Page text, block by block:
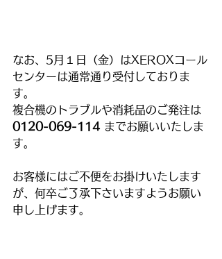
なお、5月１日（金）はXEROXコール
センターは通常通り受付しておりま
す。
複合機のトラブルや消耗品のご発注は
0120-069-114 までお願いいたしま
す。
お客様にはご不便をお掛けいたします
が、何卒ご了承下さいますようお願い
申し上げます。